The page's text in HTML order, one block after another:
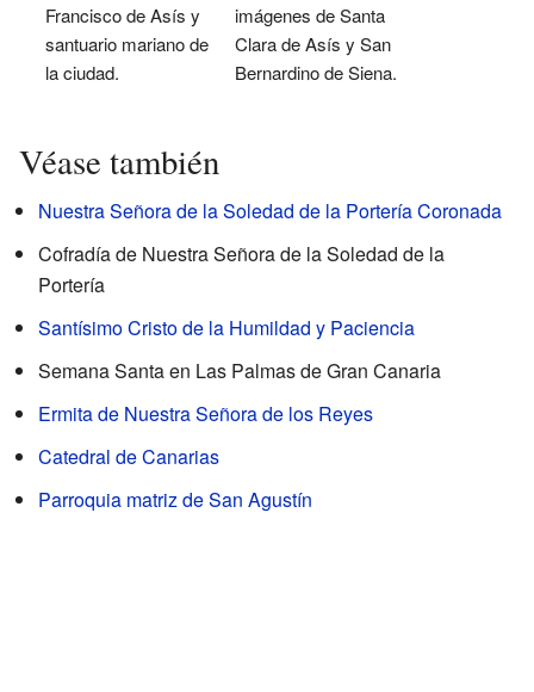
Francisco de Asís y
santuario mariano de
la ciudad.
imágenes de Santa
Clara de Asís y San
Bernardino de Siena.
Véase también
Nuestra Señora de la Soledad de la Portería Coronada
Cofradía de Nuestra Señora de la Soledad de la
Portería
Santísimo Cristo de la Humildad y Paciencia
Semana Santa en Las Palmas de Gran Canaria
Ermita de Nuestra Señora de los Reyes
Catedral de Canarias
Parroquia matriz de San Agustín